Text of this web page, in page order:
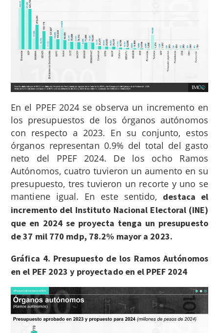
En el PPEF 2024 se observa un incremento en
los presupuestos de los órganos autónomos
con respecto a 2023. En su conjunto, estos
órganos representan 0.9% del total del gasto
neto del PPEF 2024. De los ocho Ramos
Autónomos, cuatro tuvieron un aumento en su
presupuesto, trestuvieron un recorte y uno se
mantiene igual. En este sentido, destaca el
incremento del Instituto Nacional Electoral (INE)
que en 2024 se proyecta tenga un presupuesto
de 37 mil 770 mdp, 78.2% mayor a 2023.
Gráfica 4. Presupuesto de los Ramos Autónomos
en el PEF 2023 y proyectado en el PPEF 2024